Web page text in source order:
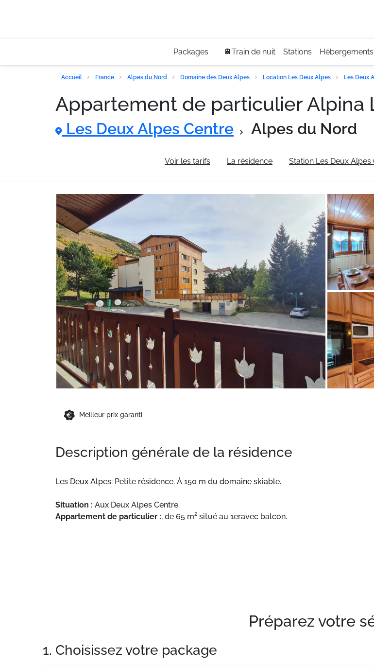
Packages 🚆Train de nuit Stations Hébergements
Accueil France Alpes du Nord Domaine des Deux Alpes Location Les Deux Alpes Les Deux
Appartement de particulier Alpina
Les Deux Alpes Centre Alpes du Nord
Voir les tarifs La résidence Station Les Deux Alpes
Meilleur prix garanti
Description générale de la résidence
Les Deux Alpes: Petite résidence. À 150 m du domaine skiable.
Situation : Aux Deux Alpes Centre.
Appartement de particulier :, de 65 m² situé au 1eravec balcon.
Préparez votre
1. Choisissez votre package